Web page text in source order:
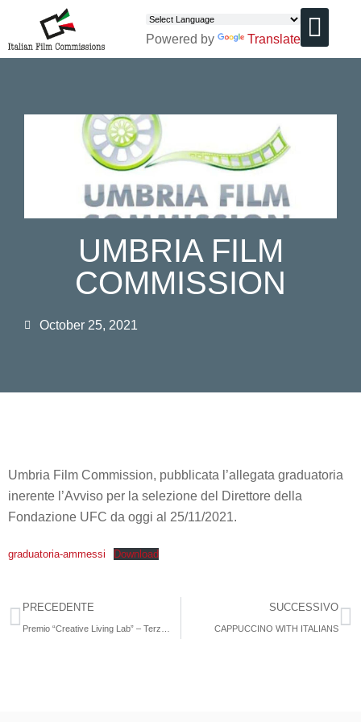
Powered by Translate
UMBRIA FILM
COMMISSION
October 25, 2021
Umbria Film Commission, pubblicata l’allegata graduatoria
inerente l’Avviso per la selezione del Direttore della
Fondazione UFC da oggi al 25/11/2021.
graduatoria-ammessi Download
PRECEDENTE SUCCESSIVO
CAPPUCCINO WITH ITALIANS